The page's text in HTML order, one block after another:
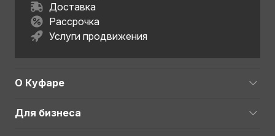
Доставка
Рассрочка
Услуги продвижения
О Куфаре
Для бизнеса